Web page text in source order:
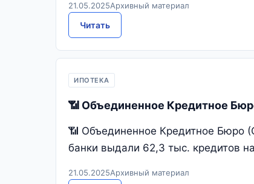
21.05.2025Архивный материал
Читать
ИПОТЕКА
📶 Объединенное Кредитное
📶 Объединенное Кредитное Бюро
банки выдали 62,3 тыс. кредитов
21.05.2025Архивный материал